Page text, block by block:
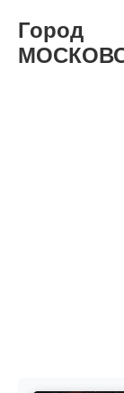
Город